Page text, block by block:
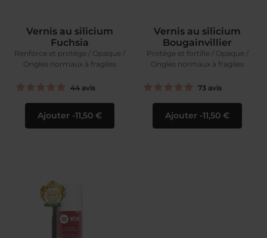
Vernis au silicium
Fuchsia
Renforce et protège / Opaque /
Ongles normaux à fragiles
44 avis
Ajouter 11,50 €
Vernis au silicium
Bougainvillier
Protège et fortifie / Opaque /
Ongles normaux à fragiles
73 avis
Ajouter 11,50 €